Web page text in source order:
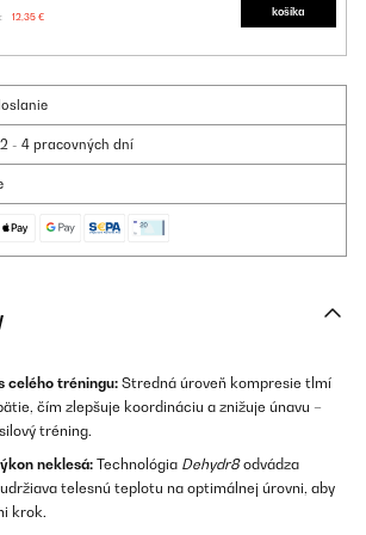
12,35 €
košíka
- 4 pracovných dní
celého tréningu:Stredná úroveň kompresie tlmí
čím zlepšuje koordináciu a znižuje únavu –
tréning.
neklesá: Technológia Dehydr8odvádza
telesnú teplotu na optimálnej úrovni, aby
krok.